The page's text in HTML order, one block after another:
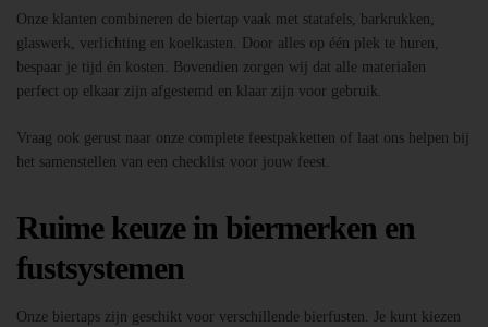
Onze klanten combineren de biertap vaak met statafels, barkrukken,
glaswerk, verlichting en koelkasten. Door alles op één plek te huren,
bespaar je tijd én kosten. Bovendien zorgen wij dat alle materialen
perfect op elkaar zijn afgestemd en klaar zijn voor gebruik.
Vraag ook gerust naar onze complete feestpakketten of laat ons helpen bij
het samenstellen van een checklist voor jouw feest.
Ruime keuze in biermerken en
fustsystemen
Onze biertaps zijn geschikt voor verschillende bierfusten. Je kunt kiezen